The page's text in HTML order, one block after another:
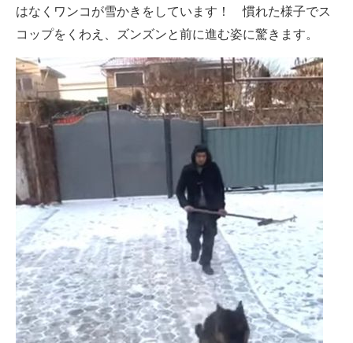
エネルギーの専門メディア
建設×テクノロジーの最前線
ちょっと気になるネットの話題
はなくワンコが雪かきをしています！ 慣れた様子でス
コップをくわえ、ズンズンと前に進む姿に驚きます。